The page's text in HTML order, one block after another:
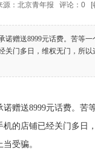
：北京青年报 评论： 0 [
赠送8999元话费。苦等一
关门多日，维权无门，所
赠送8999元话费。苦
的店铺已经关门多日
受骗。